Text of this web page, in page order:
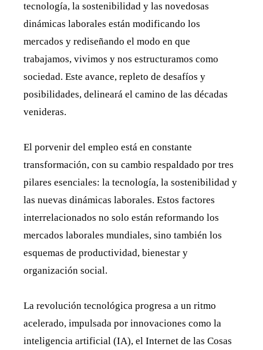
tecnología, la sostenibilidad y las novedosas
dinámicas laborales están modificando los
mercados y rediseñando el modo en que
trabajamos, vivimos y nos estructuramos como
sociedad. Este avance, repleto de desafíos y
posibilidades, delineará el camino de las décadas
venideras.
El porvenir del empleo está en constante
transformación, con su cambio respaldado por tres
pilares esenciales: la tecnología, la sostenibilidad y
las nuevas dinámicas laborales. Estos factores
interrelacionados no solo están reformando los
mercados laborales mundiales, sino también los
esquemas de productividad, bienestar y
organización social.
La revolución tecnológica progresa a un ritmo
acelerado, impulsada por innovaciones como la
inteligencia artificial (IA), el Internet de las Cosas